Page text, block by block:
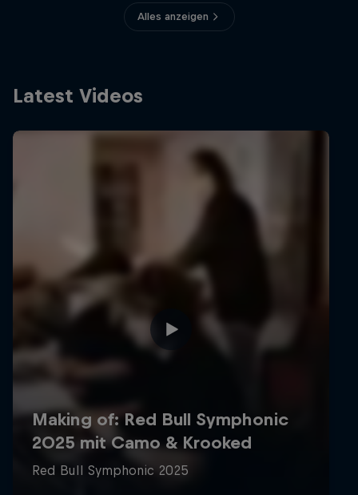
Alles anzeigen
Latest Videos